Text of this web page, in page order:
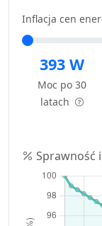
Inflacja cen
393 W
Moc po 30
latach
Sprawność